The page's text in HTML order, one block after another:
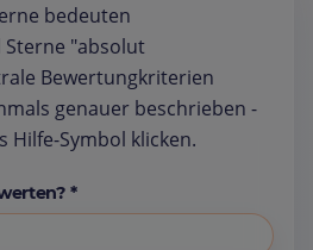
bedeuten
"absolut
Bewertungkriterien
genauer beschrieben -
Hilfe-Symbol klicken.
*